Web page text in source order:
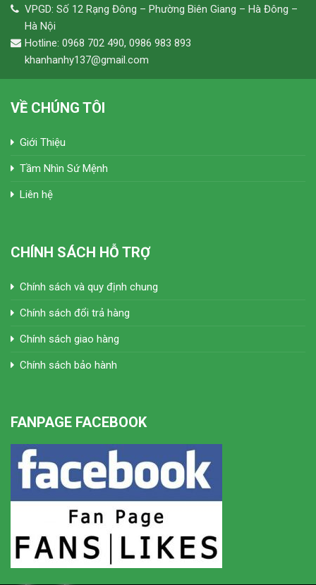
VPGD: Số 12 Rạng Đông – Phường Biên Giang – Hà Đông –
Hà Nội
Hotline: 0968 702 490, 0986 983 893
khanhanhy137@gmail.com
VỀ CHÚNG TÔI
Giới Thiệu
Tầm Nhìn Sứ Mệnh
Liên hệ
CHÍNH SÁCH HỖ TRỢ
Chính sách và quy định chung
Chính sách đổi trả hàng
Chính sách giao hàng
Chính sách bảo hành
FANPAGE FACEBOOK